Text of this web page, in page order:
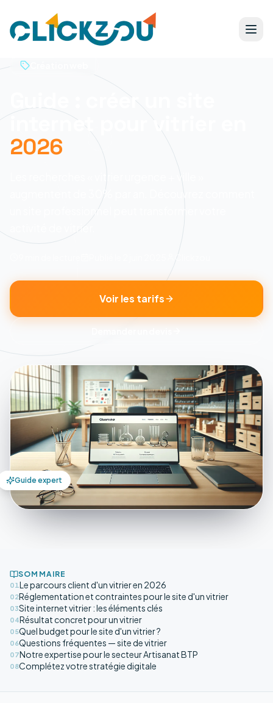
Guide : créer un site
internet pour vitrier en
2026
Les recherches « vitrier urgence + ville »
augmentent de 30% par an. Découvrez comment
un site professionnel peut transformer votre
activité de vitrier.
Clickzou
Voir les tarifs
Guide expert
SOMMAIRE
01Le parcours client d'un vitrier en 2026
02Réglementation et contraintes pour le site d'un vitrier
03Site internet vitrier : les éléments clés
04Résultat concret pour un vitrier
05Quel budget pour le site d'un vitrier ?
06Questions fréquentes — site de vitrier
07Notre expertise pour le secteur Artisanat BTP
08Complétez votre stratégie digitale